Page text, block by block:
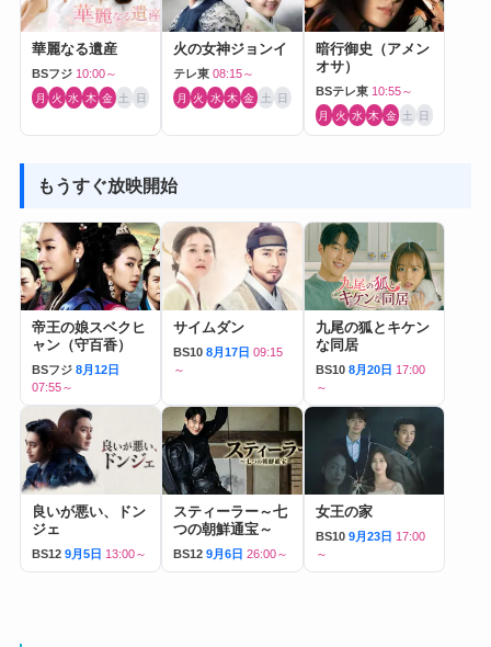
華麗なる遺産
BSフジ 10:00～
月 火 水 木 金 土 日
火の女神ジョンイ
テレ東 08:15～
月 火 水 木 金 土 日
暗行御史（アメン
オサ）
BSテレ東 10:55～
月 火 水 木 金 土 日
もうすぐ放映開始
帝王の娘スベクヒ
ャン（守百香）
BSフジ 8月12日
07:55～
サイムダン
BS10 8月17日 09:15
～
九尾の狐とキケン
な同居
BS10 8月20日 17:00
～
良いが悪い、ドン
ジェ
BS12 9月5日 13:00～
スティーラー～七
つの朝鮮通宝～
BS12 9月6日 26:00～
女王の家
BS10 9月23日 17:00
～